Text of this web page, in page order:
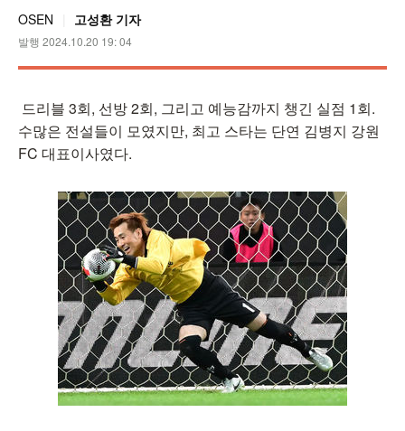
OSEN 고성환 기자
발행 2024.10.20 19: 04
드리블 3회, 선방 2회, 그리고 예능감까지 챙긴 실점 1회.
수많은 전설들이 모였지만, 최고 스타는 단연 김병지 강원
FC 대표이사였다.